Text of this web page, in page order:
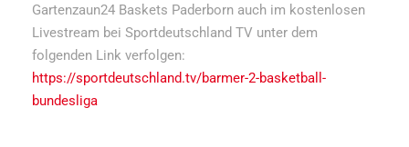
Gartenzaun24 Baskets Paderborn auch im kostenlosen
Livestream bei Sportdeutschland TV unter dem
folgenden Link verfolgen:
https://sportdeutschland.tv/barmer-2-basketball-
bundesliga